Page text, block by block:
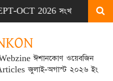
সংখ্যা প্রকাশিত হবে
Webzine ঈশানকোণ ওয়েবজিন
জুলাই-অগাস্ট ২০২৬ ইং